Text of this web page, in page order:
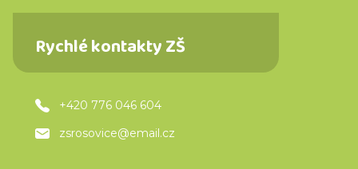
Rychlé kontakty ZŠ
+420 776 046 604
zsrosovice@email.cz